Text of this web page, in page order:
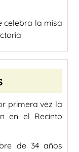
celebra la misa
primera vez la
en el Recinto
de 34 años